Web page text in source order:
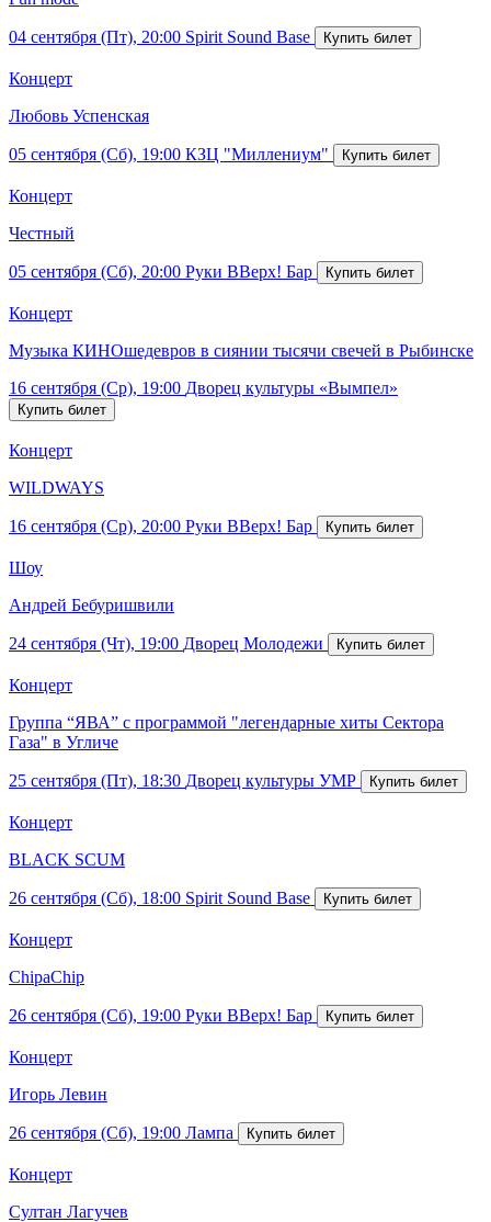
04 сентября (Пт), 20:00 Spirit Sound Base
Концерт
Любовь Успенская
05 сентября (Сб), 19:00 КЗЦ "Миллениум"
Концерт
Честный
05 сентября (Сб), 20:00 Руки ВВерх! Бар
Концерт
Музыка КИНОшедевров в сиянии тысячи свечей в Рыбинске
16 сентября (Ср), 19:00 Дворец культуры «Вымпел»
Концерт
WILDWAYS
16 сентября (Ср), 20:00 Руки ВВерх! Бар
Шоу
Андрей Бебуришвили
24 сентября (Чт), 19:00 Дворец Молодежи
Концерт
Группа “ЯВА” с программой "легендарные хиты Сектора
Газа" в Угличе
25 сентября (Пт), 18:30 Дворец культуры УМР
Концерт
BLACK SCUM
26 сентября (Сб), 18:00 Spirit Sound Base
Концерт
ChipaChip
26 сентября (Сб), 19:00 Руки ВВерх! Бар
Концерт
Игорь Левин
26 сентября (Сб), 19:00 Лампа
Концерт
Султан Лагучев